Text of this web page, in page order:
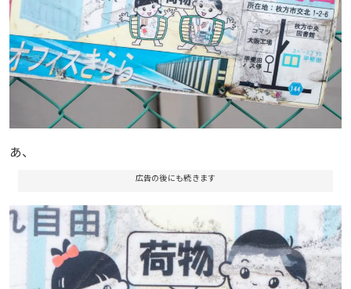
あ、
広告の後にも続きます